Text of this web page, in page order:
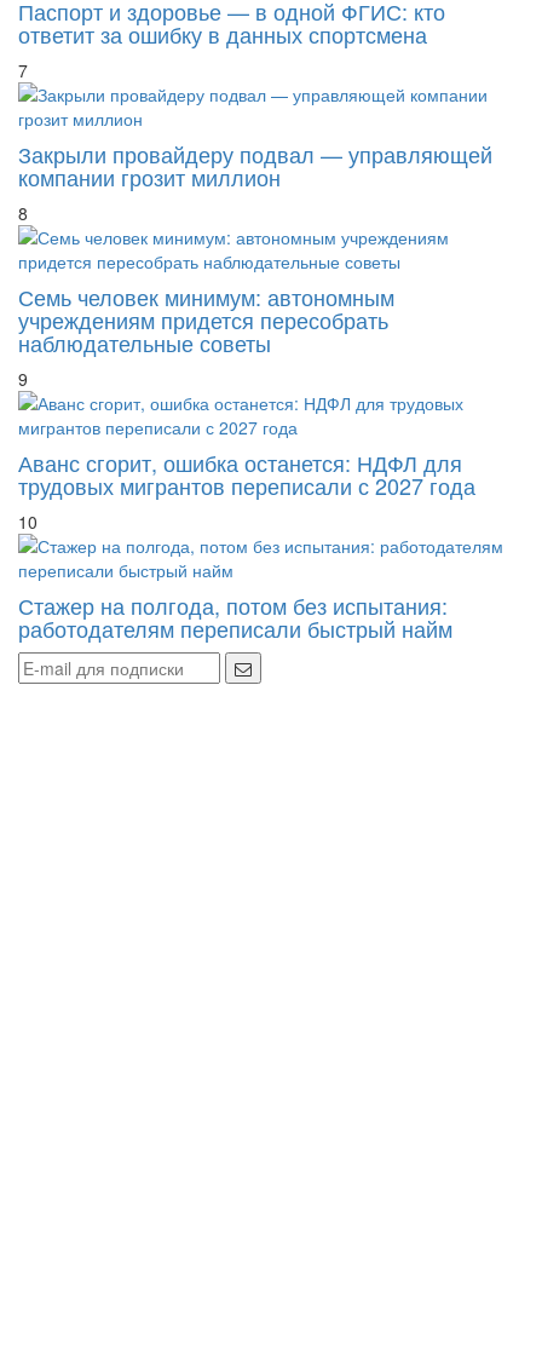
Паспорт и здоровье — в одной ФГИС: кто
ответит за ошибку в данных спортсмена
7
Закрыли провайдеру подвал — управляющей
компании грозит миллион
8
Семь человек минимум: автономным
учреждениям придется пересобрать
наблюдательные советы
9
Аванс сгорит, ошибка останется: НДФЛ для
трудовых мигрантов переписали с 2027 года
10
Стажер на полгода, потом без испытания:
работодателям переписали быстрый найм